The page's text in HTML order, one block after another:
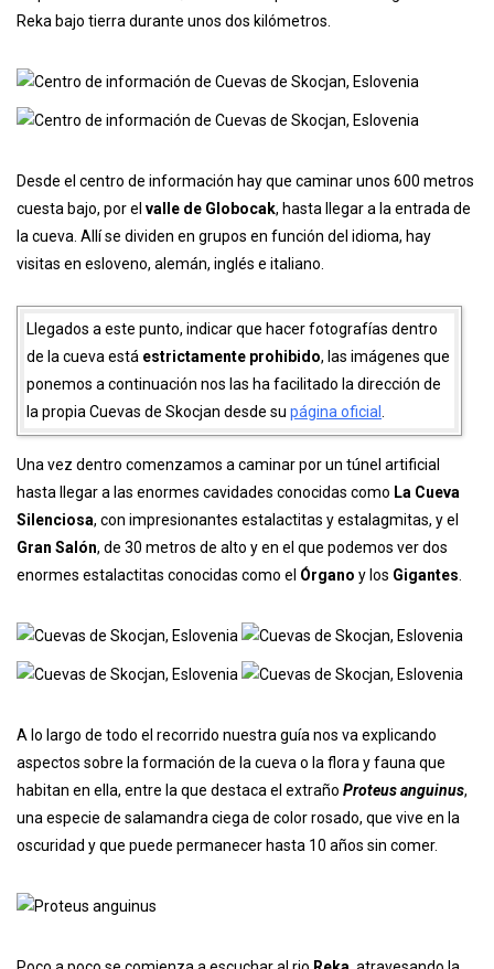
Reka bajo tierra durante unos dos kilómetros.
Desde el centro de información hay que caminar unos 600 metros
cuesta bajo, por el valle de Globocak, hasta llegar a la entrada de
la cueva. Allí se dividen en grupos en función del idioma, hay
visitas en esloveno, alemán, inglés e italiano.
Llegados a este punto, indicar que hacer fotografías dentro
de la cueva está estrictamente prohibido, las imágenes que
ponemos a continuación nos las ha facilitado la dirección de
la propia Cuevas de Skocjan desde su página oficial
Una vez dentro comenzamos a caminar por un túnel artificial
hasta llegar a las enormes cavidades conocidas como La Cueva
Silenciosa, con impresionantes estalactitas y estalagmitas, y el
Gran Salón, de 30 metros de alto y en el que podemos ver dos
enormes estalactitas conocidas como el Órgano y los Gigantes
A lo largo de todo el recorrido nuestra guía nos va explicando
aspectos sobre la formación de la cueva o la flora y fauna que
habitan en ella, entre la que destaca el extraño Proteus anguinus,
una especie de salamandra ciega de color rosado, que vive en la
oscuridad y que puede permanecer hasta 10 años sin comer.